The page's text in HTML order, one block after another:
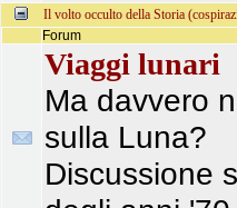
Il volto occulto della Storia
Forum
Viaggi lunari
Ma davvero
sulla Luna?
Discussione